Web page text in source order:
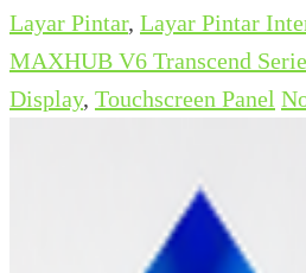
Layar Pintar, Layar Pintar
MAXHUB V6 Transcend
Display, Touchscreen Panel